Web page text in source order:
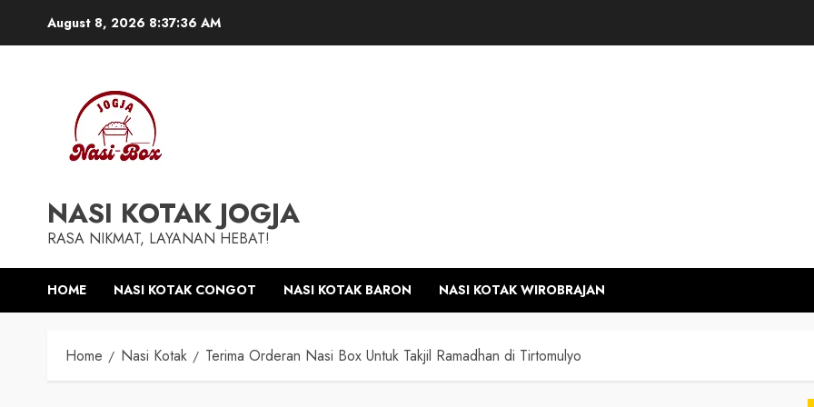
August 8, 2026 8:37:36 AM
NASI KOTAK JOGJA
RASA NIKMAT, LAYANAN HEBAT!
HOME NASI KOTAK CONGOT NASI KOTAK BARON NASI KOTAK WIROBRAJAN
Home Nasi Kotak Terima Orderan Nasi Box Untuk Takjil Ramadhan di Tirtomulyo